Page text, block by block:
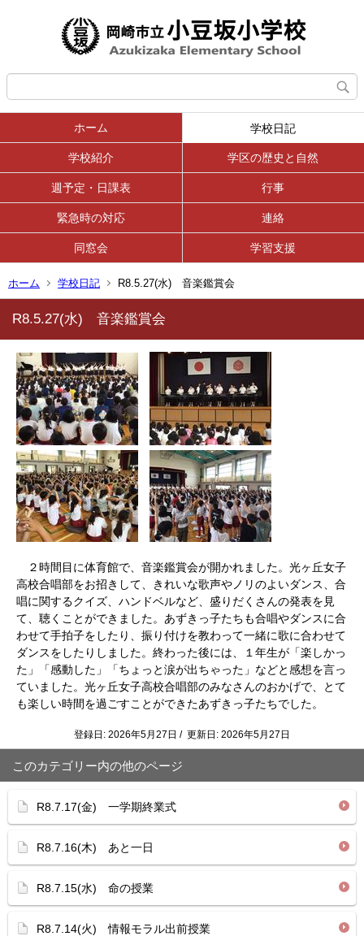
ホーム 学校日記
学校紹介 学区の歴史と自然
週予定・日課表 行事
緊急時の対応 連絡
同窓会 学習支援
ホーム 学校日記 R8.5.27(水) 音楽鑑賞会
R8.5.27(水) 音楽鑑賞会
２時間目に体育館で、音楽鑑賞会が開かれました。光ヶ丘女子
高校合唱部をお招きして、きれいな歌声やノリのよいダンス、合
唱に関するクイズ、ハンドベルなど、盛りだくさんの発表を見
て、聴くことができました。あずきっ子たちも合唱やダンスに合
わせて手拍子をしたり、振り付けを教わって一緒に歌に合わせて
ダンスをしたりしました。終わった後には、１年生が「楽しかっ
た」「感動した」「ちょっと涙が出ちゃった」などと感想を言っ
ていました。光ヶ丘女子高校合唱部のみなさんのおかげで、とて
も楽しい時間を過ごすことができたあずきっ子たちでした。
登録日: 2026年5月27日 / 更新日: 2026年5月27日
このカテゴリー内の他のページ
R8.7.17(金) 一学期終業式
R8.7.16(木) あと一日
R8.7.15(水) 命の授業
R8.7.14(火) 情報モラル出前授業